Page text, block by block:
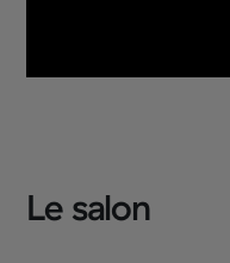
Le salon